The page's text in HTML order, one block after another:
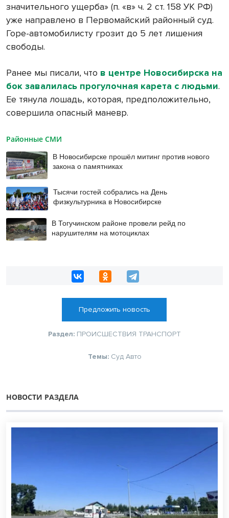
значительного ущерба» (п. «в» ч. 2 ст. 158 УК РФ)
уже направлено в Первомайский районный суд.
Горе-автомобилисту грозит до 5 лет лишения
свободы.
Ранее мы писали, что в центре Новосибирска на
бок завалилась прогулочная карета с людьми.
Ее тянула лошадь, которая, предположительно,
совершила опасный маневр.
Районные СМИ
В Новосибирске прошёл митинг против нового
закона о памятниках
Тысячи гостей собрались на День
физкультурника в Новосибирске
В Тогучинском районе провели рейд по
нарушителям на мотоциклах
Предложить новость
Раздел: ПРОИСШЕСТВИЯ ТРАНСПОРТ
Темы: Суд Авто
НОВОСТИ РАЗДЕЛА